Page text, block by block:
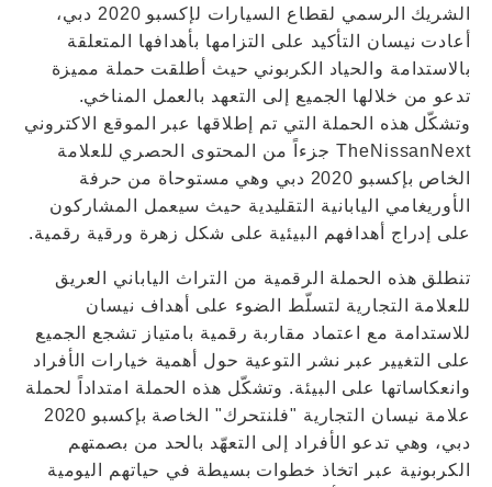
الشريك الرسمي لقطاع السيارات لإكسبو 2020 دبي،
أعادت نيسان التأكيد على التزامها بأهدافها المتعلقة
بالاستدامة والحياد الكربوني حيث أطلقت حملة مميزة
تدعو من خلالها الجميع إلى التعهد بالعمل المناخي.
وتشكّل هذه الحملة التي تم إطلاقها عبر الموقع الاكتروني
TheNissanNext جزءاً من المحتوى الحصري للعلامة
الخاص بإكسبو 2020 دبي وهي مستوحاة من حرفة
الأوريغامي اليابانية التقليدية حيث سيعمل المشاركون
على إدراج أهدافهم البيئية على شكل زهرة ورقية رقمية.
تنطلق هذه الحملة الرقمية من التراث الياباني العريق
للعلامة التجارية لتسلّط الضوء على أهداف نيسان
للاستدامة مع اعتماد مقاربة رقمية بامتياز تشجع الجميع
على التغيير عبر نشر التوعية حول أهمية خيارات الأفراد
وانعكاساتها على البيئة. وتشكّل هذه الحملة امتداداً لحملة
علامة نيسان التجارية "فلنتحرك" الخاصة بإكسبو 2020
دبي، وهي تدعو الأفراد إلى التعهّد بالحد من بصمتهم
الكربونية عبر اتخاذ خطوات بسيطة في حياتهم اليومية